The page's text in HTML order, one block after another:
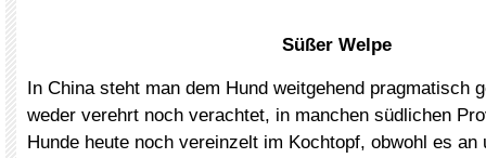
Süßer Welpe
In China steht man dem Hund weitgehend pragmatisch
weder verehrt noch verachtet, in manchen südlichen
Hunde heute noch vereinzelt im Kochtopf, obwohl es an